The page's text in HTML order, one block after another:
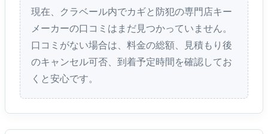
現在、クラベール内でカギと防犯の専門店キー
メーカーの口コミはまだ見つかっていません。
口コミがない場合は、料金の総額、見積もり後
のキャンセル可否、到着予定時間を確認してお
くと安心です。